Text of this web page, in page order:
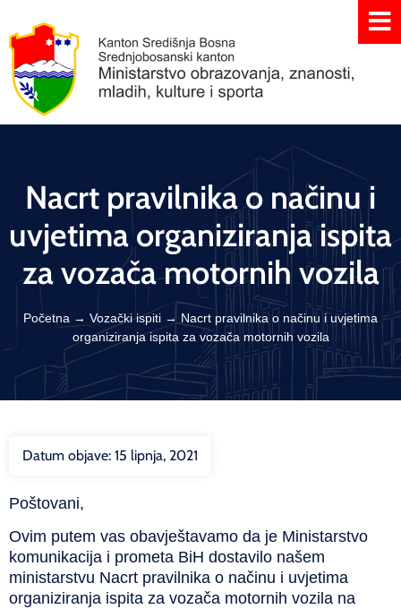
Nacrt pravilnika o načinu i
uvjetima organiziranja ispita
za vozača motornih vozila
Početna → Vozački ispiti → Nacrt pravilnika o načinu i uvjetima
organiziranja ispita za vozača motornih vozila
Datum objave: 15 lipnja, 2021
Poštovani,
Ovim putem vas obavještavamo da je Ministarstvo
komunikacija i prometa BiH dostavilo našem
ministarstvu Nacrt pravilnika o načinu i uvjetima
organiziranja ispita za vozača motornih vozila na